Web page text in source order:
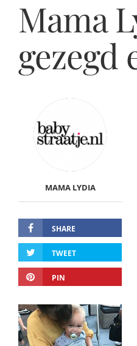
Mama
gezegd
MAMA LYDIA
SHARE
TWEET
PIN